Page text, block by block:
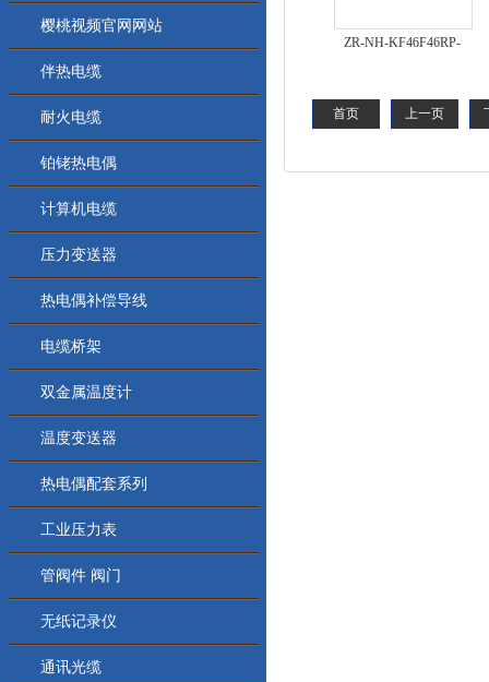
樱桃视频官网网站
伴热电缆
耐火电缆
铂铑热电偶
计算机电缆
压力变送器
热电偶补偿导线
电缆桥架
双金属温度计
温度变送器
热电偶配套系列
工业压力表
管阀件 阀门
无纸记录仪
通讯光缆
ZR-NH-KF46F46RP-
首页 上一页